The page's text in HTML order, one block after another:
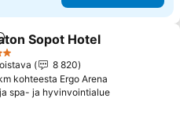
suosikkeihin
Sopot Hotel
8 820
kohteesta Ergo Arena
spa- ja hyvinvointialueKatso